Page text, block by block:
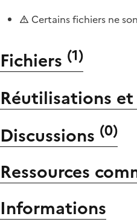
Certains fichiers ne
Fichiers (1)
Réutilisations et
Discussions (0)
Ressources
Informations